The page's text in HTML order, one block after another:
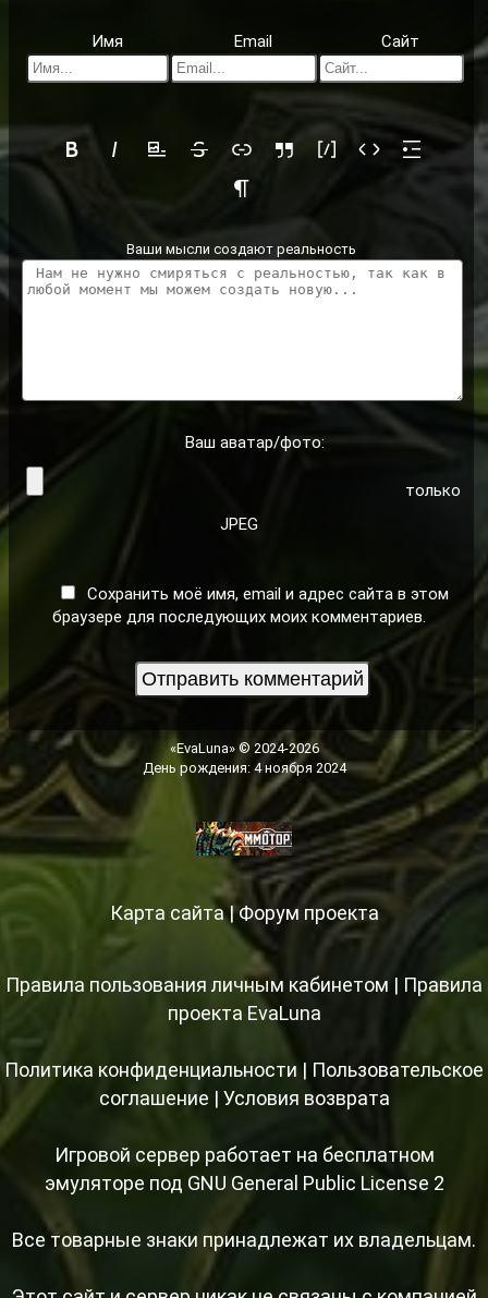
Имя Email Сайт
Ваши мысли создают реальность
Ваш аватар/фото:
только
JPEG
Сохранить моё имя, email и адрес сайта в этом
браузере для последующих моих комментариев.
«EvaLuna» © 2024-2026
День рождения: 4 ноября 2024
Карта сайта|Форум проекта
Правила пользования личным кабинетом | Правила
проекта EvaLuna
Политика конфиденциальности | Пользовательское
соглашение | Условия возврата
Игровой сервер работает на бесплатном
эмуляторе под GNU General Public License 2
Все товарные знаки принадлежат их владельцам.